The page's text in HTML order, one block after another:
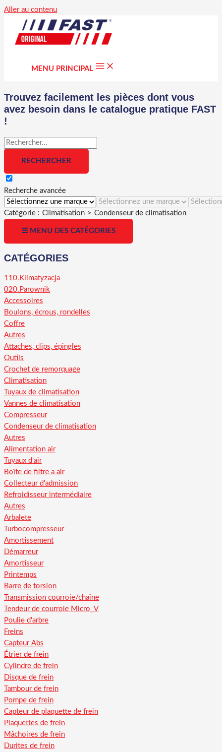
Aller au contenu
MENU PRINCIPAL
Trouvez facilement les pièces dont vous
avez besoin dans le catalogue pratique FAST
!
Recherche avancée
Catégorie : Climatisation > Condenseur de climatisation
☰ MENU DES CATÉGORIES
CATÉGORIES
110.Klimatyzacja
020.Parownik
Accessoires
Boulons, écrous, rondelles
Coffre
Autres
Attaches, clips, épingles
Outils
Crochet de remorquage
Climatisation
Tuyaux de climatisation
Vannes de climatisation
Compresseur
Condenseur de climatisation
Autres
Alimentation air
Tuyaux d'air
Boîte de filtre a air
Collecteur d'admission
Refroidisseur intermédiaire
Autres
Arbalete
Turbocompresseur
Amortissement
Démarreur
Amortisseur
Printemps
Barre de torsion
Transmission courroie/chaîne
Tendeur de courroie Micro_V
Poulie d'arbre
Freins
Capteur Abs
Étrier de frein
Cylindre de frein
Disque de frein
Tambour de frein
Pompe de frein
Capteur de plaquette de frein
Plaquettes de frein
Mâchoires de frein
Durites de frein